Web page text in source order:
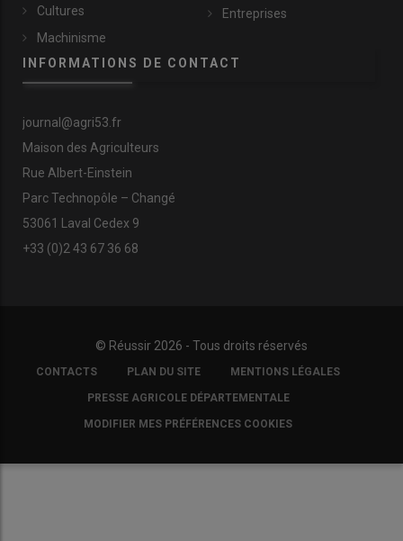
Cultures
Machinisme
Entreprises
INFORMATIONS DE CONTACT
journal@agri53.fr
Maison des Agriculteurs
Rue Albert-Einstein
Parc Technopôle – Changé
53061 Laval Cedex 9
+33 (0)2 43 67 36 68
© Réussir 2026 - Tous droits réservés
FOOTER
COPYRIGHT
CONTACTS PLAN DU SITE MENTIONS LÉGALES
PRESSE AGRICOLE DÉPARTEMENTALE
MODIFIER MES PRÉFÉRENCES COOKIES